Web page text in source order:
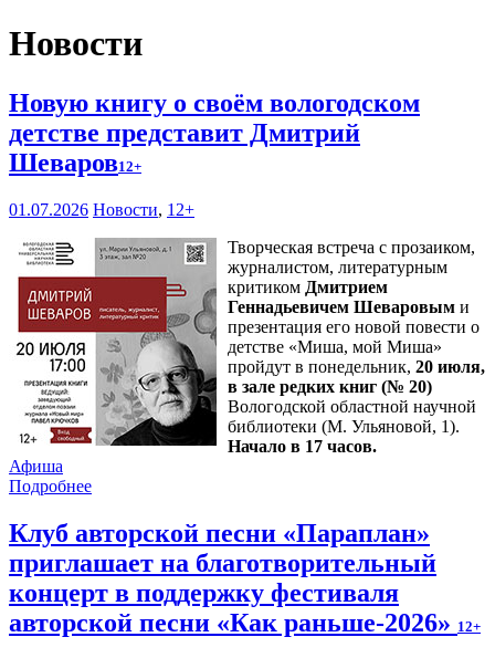
Новости
Новую книгу о своём вологодском
детстве представит Дмитрий
Шеваров12+
01.07.2026 Новости, 12+
Творческая встреча с прозаиком,
журналистом, литературным
критиком Дмитрием
Геннадьевичем Шеваровым и
презентация его новой повести о
детстве «Миша, мой Миша»
пройдут в понедельник, 20 июля,
в зале редких книг (№ 20)
Вологодской областной научной
библиотеки (М. Ульяновой, 1).
Начало в 17 часов.
Афиша
Подробнее
Клуб авторской песни «Параплан»
приглашает на благотворительный
концерт в поддержку фестиваля
авторской песни «Как раньше-2026» 12+